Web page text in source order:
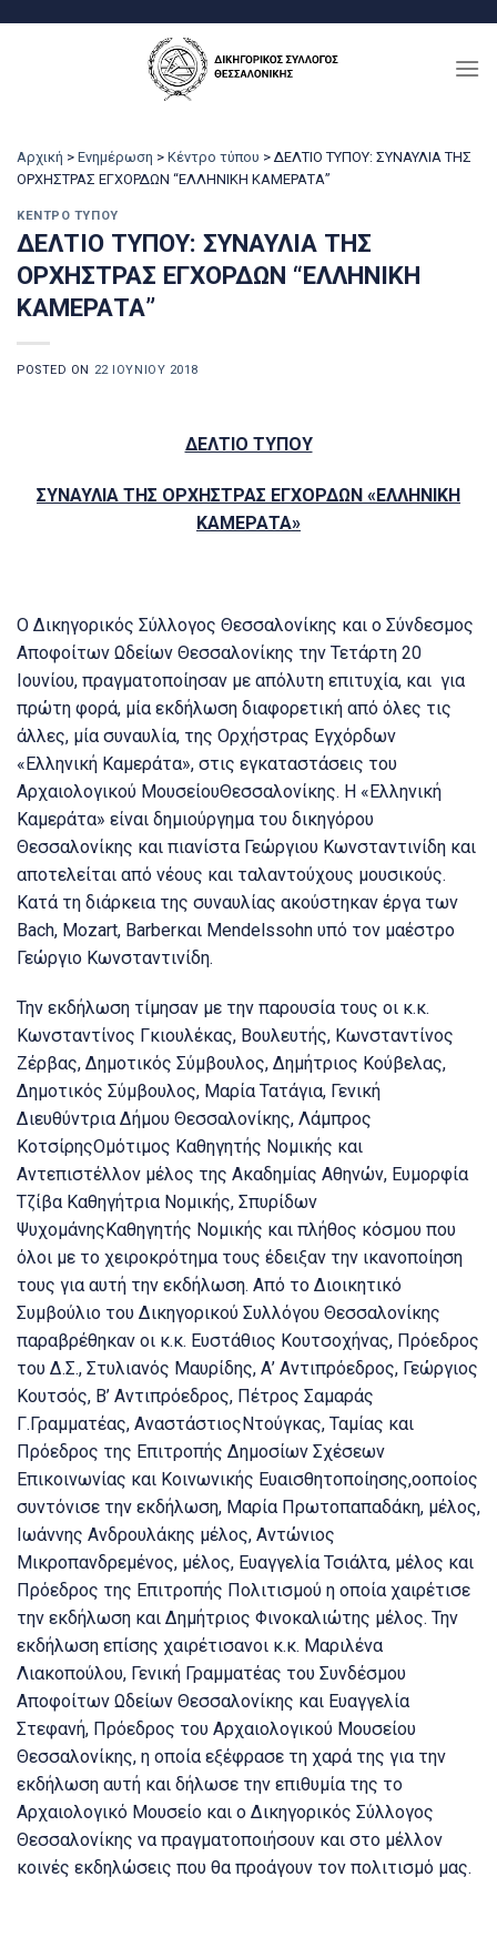
Αρχική > Ενημέρωση > Κέντρο τύπου > ΔΕΛΤΙΟ ΤΥΠΟΥ: ΣΥΝΑΥΛΙΑ ΤΗΣ
ΟΡΧΗΣΤΡΑΣ ΕΓΧΟΡΔΩΝ “ΕΛΛΗΝΙΚΗ ΚΑΜΕΡΑΤΑ”
ΚΈΝΤΡΟ ΤΎΠΟΥ
ΔΕΛΤΙΟ ΤΥΠΟΥ: ΣΥΝΑΥΛΙΑ ΤΗΣ
ΟΡΧΗΣΤΡΑΣ ΕΓΧΟΡΔΩΝ “ΕΛΛΗΝΙΚΗ
ΚΑΜΕΡΑΤΑ”
POSTED ON 22 ΙΟΥΝΊΟΥ 2018
ΔΕΛΤΙΟ ΤΥΠΟΥ
ΣΥΝΑΥΛΙΑ ΤΗΣ ΟΡΧΗΣΤΡΑΣ ΕΓΧΟΡΔΩΝ «ΕΛΛΗΝΙΚΗ
ΚΑΜΕΡΑΤΑ»
Ο Δικηγορικός Σύλλογος Θεσσαλονίκης και ο Σύνδεσμος
Αποφοίτων Ωδείων Θεσσαλονίκης την Τετάρτη 20
Ιουνίου, πραγματοποίησαν με απόλυτη επιτυχία, και για
πρώτη φορά, μία εκδήλωση διαφορετική από όλες τις
άλλες, μία συναυλία, της Ορχήστρας Εγχόρδων
«Ελληνική Καμεράτα», στις εγκαταστάσεις του
Αρχαιολογικού ΜουσείουΘεσσαλονίκης. Η «Ελληνική
Καμεράτα» είναι δημιούργημα του δικηγόρου
Θεσσαλονίκης και πιανίστα Γεώργιου Κωνσταντινίδη και
αποτελείται από νέους και ταλαντούχους μουσικούς.
Κατά τη διάρκεια της συναυλίας ακούστηκαν έργα των
Bach, Mozart, Barberκαι Mendelssohn υπό τον μαέστρο
Γεώργιο Κωνσταντινίδη.
Την εκδήλωση τίμησαν με την παρουσία τους οι κ.κ.
Κωνσταντίνος Γκιουλέκας, Βουλευτής, Κωνσταντίνος
Ζέρβας, Δημοτικός Σύμβουλος, Δημήτριος Κούβελας,
Δημοτικός Σύμβουλος, Μαρία Τατάγια, Γενική
Διευθύντρια Δήμου Θεσσαλονίκης, Λάμπρος
ΚοτσίρηςΟμότιμος Καθηγητής Νομικής και
Αντεπιστέλλον μέλος της Ακαδημίας Αθηνών, Ευμορφία
Τζίβα Καθηγήτρια Νομικής, Σπυρίδων
ΨυχομάνηςΚαθηγητής Νομικής και πλήθος κόσμου που
όλοι με το χειροκρότημα τους έδειξαν την ικανοποίηση
τους για αυτή την εκδήλωση. Από το Διοικητικό
Συμβούλιο του Δικηγορικού Συλλόγου Θεσσαλονίκης
παραβρέθηκαν οι κ.κ. Ευστάθιος Κουτσοχήνας, Πρόεδρος
του Δ.Σ., Στυλιανός Μαυρίδης, Α’ Αντιπρόεδρος, Γεώργιος
Κουτσός, Β’ Αντιπρόεδρος, Πέτρος Σαμαράς
Γ.Γραμματέας, ΑναστάστιοςΝτούγκας, Ταμίας και
Πρόεδρος της Επιτροπής Δημοσίων Σχέσεων
Επικοινωνίας και Κοινωνικής Ευαισθητοποίησης,οοποίος
συντόνισε την εκδήλωση, Μαρία Πρωτοπαπαδάκη, μέλος,
Ιωάννης Ανδρουλάκης μέλος, Αντώνιος
Μικροπανδρεμένος, μέλος, Ευαγγελία Τσιάλτα, μέλος και
Πρόεδρος της Επιτροπής Πολιτισμού η οποία χαιρέτισε
την εκδήλωση και Δημήτριος Φινοκαλιώτης μέλος. Την
εκδήλωση επίσης χαιρέτισανοι κ.κ. Μαριλένα
Λιακοπούλου, Γενική Γραμματέας του Συνδέσμου
Αποφοίτων Ωδείων Θεσσαλονίκης και Ευαγγελία
Στεφανή, Πρόεδρος του Αρχαιολογικού Μουσείου
Θεσσαλονίκης, η οποία εξέφρασε τη χαρά της για την
εκδήλωση αυτή και δήλωσε την επιθυμία της το
Αρχαιολογικό Μουσείο και ο Δικηγορικός Σύλλογος
Θεσσαλονίκης να πραγματοποιήσουν και στο μέλλον
κοινές εκδηλώσεις που θα προάγουν τον πολιτισμό μας.